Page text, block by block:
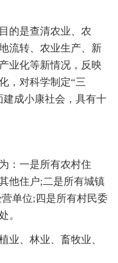
是查清农业、农
流转、农业生产、新
业化等新情况，反映
，对科学制定“三
成小康社会，具有十
一是所有农村住
他住户;二是所有城镇
单位;四是所有村民委
。
、林业、畜牧业、